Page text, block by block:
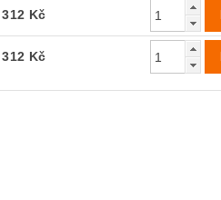
312 Kč
312 Kč